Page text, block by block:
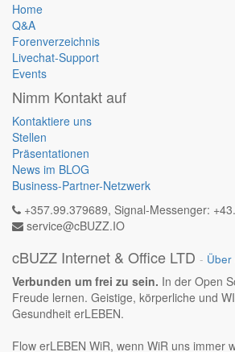
Home
Q&A
Forenverzeichnis
Livechat-Support
Events
Nimm Kontakt auf
Kontaktiere uns
Stellen
Präsentationen
News im BLOG
Business-Partner-Netzwerk
+357.99.379689, Signal-Messenger:
service@cBUZZ.IO
cBUZZ Internet & Office LTD - Über
Verbunden um frei zu sein. In der Open
Freude lernen. Geistige, körperliche und
Gesundheit erLEBEN.
Flow erLEBEN WiR, wenn WiR uns immer